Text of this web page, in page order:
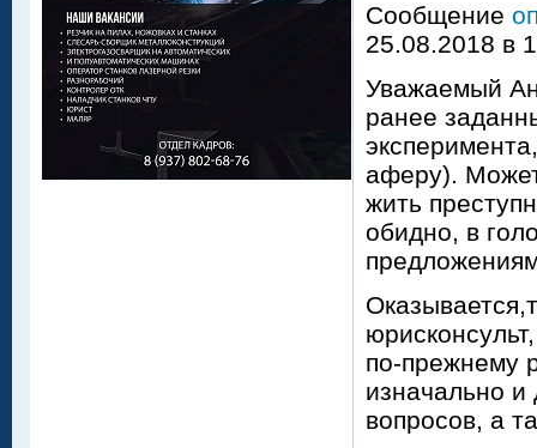
Сообщение
25.08.2018 в
Уважаемый
ранее
аферу).
жить
обидно, в
по-прежнему
изначально
вопросов, а